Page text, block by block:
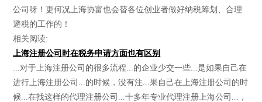
公司呀！更何况上海协富也会替各位创业者做好纳税筹划、合理
避税的工作的！
相关阅读:
上海注册公司时在税务申请方面也有区别
...对于上海注册公司的很多流程...的企业少交一些...是如果自己在
进行上海注册公司...的时候，没有注...果自己在上海注册公司的时
候...在找这样的代理注册公司...十多年专业代理注册上海公司...，